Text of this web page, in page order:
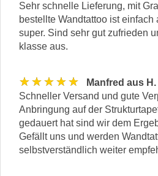
Sehr schnelle Lieferung, mit
bestellte Wandtattoo ist
super. Sind sehr gut zufrieden
klasse aus.
★★★★★
Manfred aus H.
Schneller Versand und gute
Anbringung auf der
gedauert hat sind wir dem
Gefällt uns und werden
selbstverständlich weiter